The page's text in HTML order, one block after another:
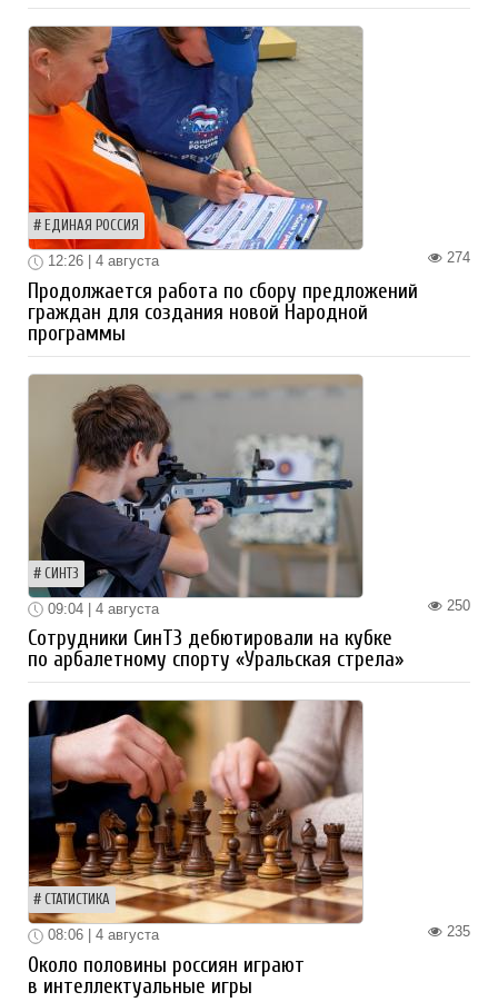
ЕДИНАЯ РОССИЯ
274
12:26 | 4 августа
Продолжается работа по сбору предложений
граждан для создания новой Народной
программы
СИНТЗ
250
09:04 | 4 августа
Сотрудники СинТЗ дебютировали на кубке
по арбалетному спорту «Уральская стрела»
СТАТИСТИКА
235
08:06 | 4 августа
Около половины россиян играют
в интеллектуальные игры